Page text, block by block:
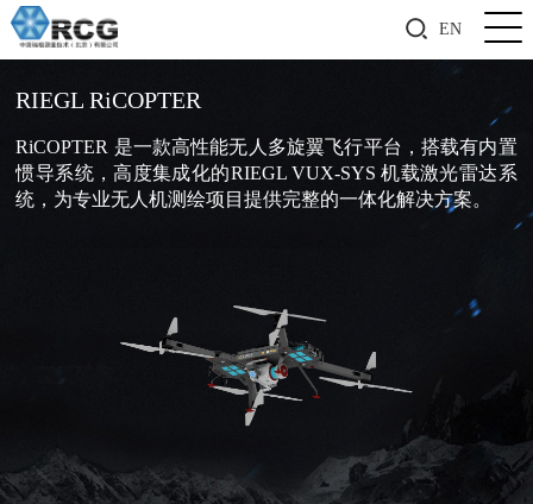
EN
RIEGL RiCOPTER
RiCOPTER 是一款高性能无人多旋翼飞行平台，搭载有内置
惯导系统，高度集成化的RIEGL VUX-SYS 机载激光雷达系
统，为专业无人机测绘项目提供完整的一体化解决方案。